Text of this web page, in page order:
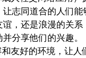
志同道合的人们
，还是浪漫的关
分享他们的兴趣。
友好的环境，让